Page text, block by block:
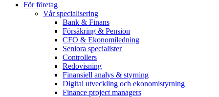
För företag
Vår specialisering
Bank & Finans
Försäkring & Pension
CFO & Ekonomiledning
Seniora specialister
Controllers
Redovisning
Finansiell analys & styrning
Digital utveckling och ekonomistyrning
Finance project managers